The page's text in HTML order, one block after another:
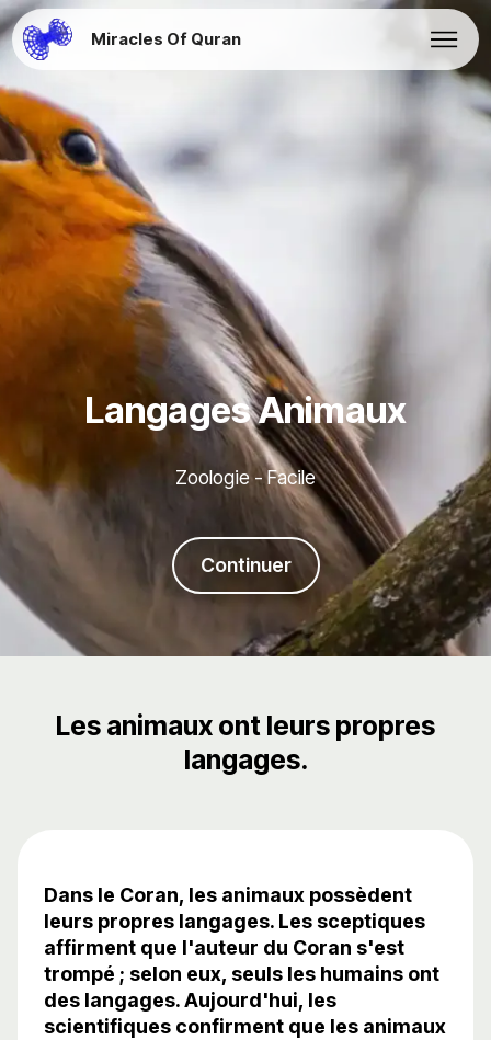
Miracles Of Quran
Langages Animaux
Zoologie - Facile
Continuer
Les animaux ont leurs propres
langages.
Dans le Coran, les animaux possèdent
leurs propres langages. Les sceptiques
affirment que l'auteur du Coran s'est
trompé ; selon eux, seuls les humains ont
des langages. Aujourd'hui, les
scientifiques confirment que les animaux